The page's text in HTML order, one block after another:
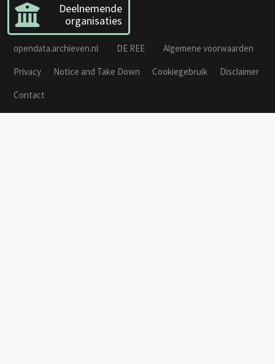
Deelnemende
organisaties
opendata.archieven.nl DE REE
Algemene voorwaarden
Privacy
Notice and Take Down Cookiegebruik
Disclaimer
Contact